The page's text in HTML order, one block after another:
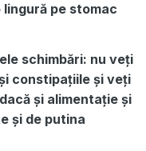
pe stomac
schimbări: nu veți
constipațiile și veți
și alimentație și
și de putina